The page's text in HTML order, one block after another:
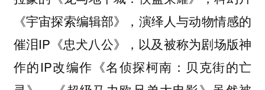
《宇宙探索编辑部》，演绎人与动物情感的
催泪IP《忠犬八公》，以及被称为剧场版神
作的IP改编作《名侦探柯南：贝克街的亡